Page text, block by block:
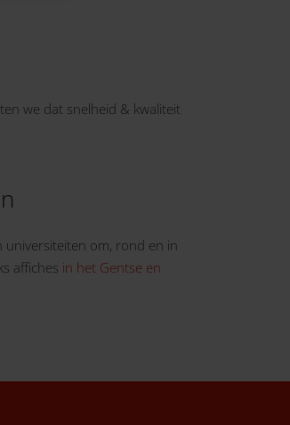
we dat snelheid & kwaliteit
universiteiten om, rond en in
affiches in het Gentse en